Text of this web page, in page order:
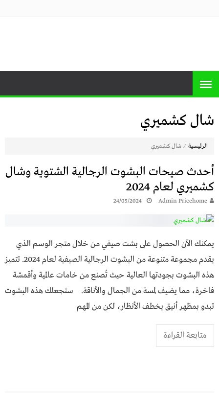
هوم
شال كشميري
الرئيسية ⁄ شال كشميري
أحدث صيحات البشوت الرجالية الشتوية وشال
كشميري لعام 2024
Admin Pricehome
24/05/2024
يمكنك الآن الحصول على بشت صيفي من خلال متجر الوسم الذي
يقدم مجموعة متنوعة من البشوت الرجالية الصيفية لعام 2024. تتميز
هذه البشوت بجودتها العالية حيث تُصنع من خامات عالمية وأقمشة
فاخرة، مما يضيف لمسة من الجمال والأناقة. ستجعلك هذه البشوت
تبدو بمظهر أنيق يخطف الأنظار، لكن من المهم
متابعة القراءة